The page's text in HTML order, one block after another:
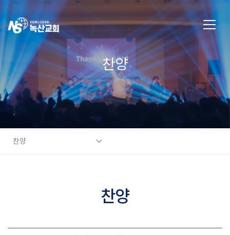
찬양
찬양
찬양